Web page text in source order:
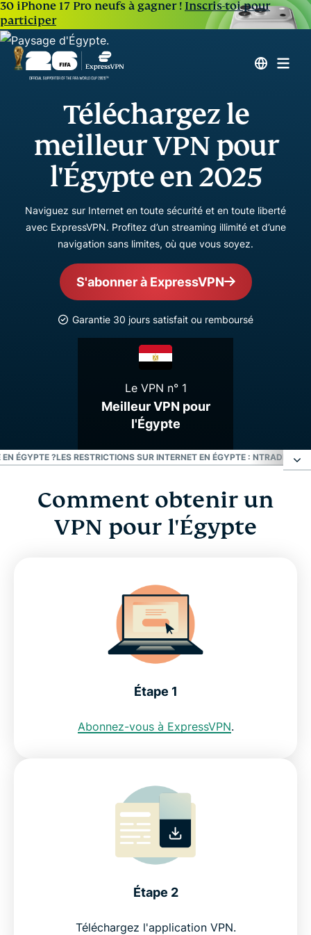
30 iPhone 17 Pro neufs à gagner ! Inscris-toi pour
participer
Téléchargez le
meilleur VPN pour
l'Égypte en 2025
Naviguez sur Internet en toute sécurité et en toute liberté
avec ExpressVPN. Profitez d’un streaming illimité et d’une
navigation sans limites, où que vous soyez.
S'abonner à ExpressVPN
Garantie 30 jours satisfait ou remboursé
Le VPN n° 1
Meilleur VPN pour
l'Égypte
ÉGYPTE ?LES RESTRICTIONS SUR INTERNET EN ÉGYPTE : NTRA
Comment obtenir un VPN pour l'Égypte
Pourquoi utiliser un serveur VPN situé en Égypte ?
Téléchargez un VPN pour l'Égypte sur tous vos
Puis-je utiliser un VPN gratuit pour obtenir une
adresse IP située en Égypte ?
FAQ : L'utilisation d'un VPN pour l'Égypte
ExpressVPN pour tous les pays
Découvrez pourquoi les utilisateurs de VPN en
Comment obtenir un
VPN pour l'Égypte
Étape 1
Abonnez-vous à ExpressVPN.
Étape 2
Téléchargez l'application VPN.